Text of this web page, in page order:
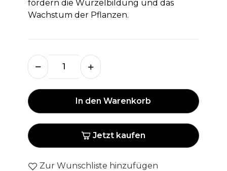
fördern die Wurzelbildung und das
Wachstum der Pflanzen.
In den Warenkorb
Jetzt kaufen
Zur Wunschliste hinzufügen